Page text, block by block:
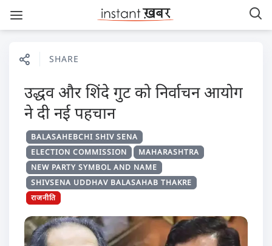
SHARE
उद्धव और शिंदे गुट को निर्वाचन आयोग
ने दी नई पहचान
BALASAHEBCHI SHIV SENA
ELECTION COMMISSION
MAHARASHTRA
NEW PARTY SYMBOL AND NAME
SHIVSENA UDDHAV BALASAHAB THAKRE
राजनीति